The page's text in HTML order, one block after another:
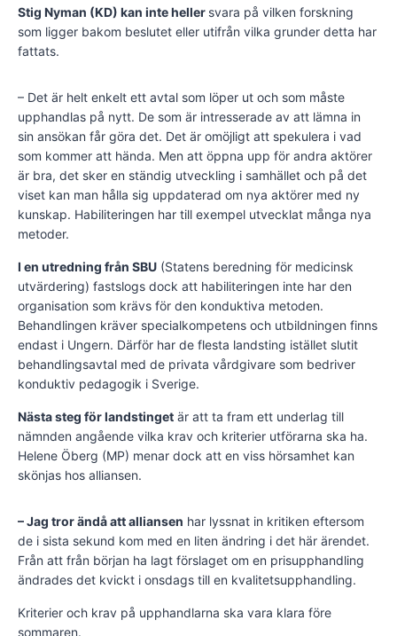
Stig Nyman (KD) kan inte heller svara på vilken forskning
som ligger bakom beslutet eller utifrån vilka grunder detta har
fattats.
– Det är helt enkelt ett avtal som löper ut och som måste
upphandlas på nytt. De som är intresserade av att lämna in
sin ansökan får göra det. Det är omöjligt att spekulera i vad
som kommer att hända. Men att öppna upp för andra aktörer
är bra, det sker en ständig utveckling i samhället och på det
viset kan man hålla sig uppdaterad om nya aktörer med ny
kunskap. Habiliteringen har till exempel utvecklat många nya
metoder.
I en utredning från SBU (Statens beredning för medicinsk
utvärdering) fastslogs dock att habiliteringen inte har den
organisation som krävs för den konduktiva metoden.
Behandlingen kräver specialkompetens och utbildningen finns
endast i Ungern. Därför har de flesta landsting istället slutit
behandlingsavtal med de privata vårdgivare som bedriver
konduktiv pedagogik i Sverige.
Nästa steg för landstinget är att ta fram ett underlag till
nämnden angående vilka krav och kriterier utförarna ska ha.
Helene Öberg (MP) menar dock att en viss hörsamhet kan
skönjas hos alliansen.
– Jag tror ändå att alliansen har lyssnat in kritiken eftersom
de i sista sekund kom med en liten ändring i det här ärendet.
Från att från början ha lagt förslaget om en prisupphandling
ändrades det kvickt i onsdags till en kvalitetsupphandling.
Kriterier och krav på upphandlarna ska vara klara före
sommaren.